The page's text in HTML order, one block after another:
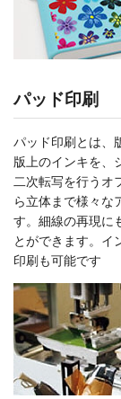
パッド印刷
パッド印刷とは、
版上のインキを、
二次転写を行うオ
ら立体まで様々な
す。細線の再現に
とができます。イ
印刷も可能です